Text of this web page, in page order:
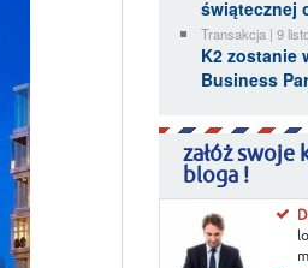
świątecznej
Transakcja | 9
K2 zostanie
Business
załóż swoje
bloga !